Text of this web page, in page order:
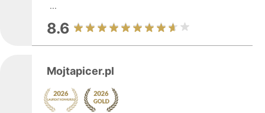
...
8.6
Mojtapicer.pl